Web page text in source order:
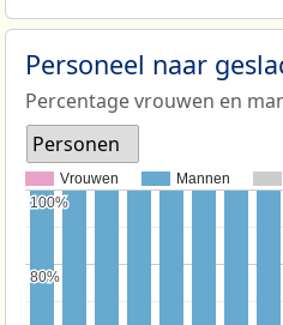
Personeel naar
Percentage vrouwen en
Personen
Vrouwen Mannen
80%
80%
100%
100%